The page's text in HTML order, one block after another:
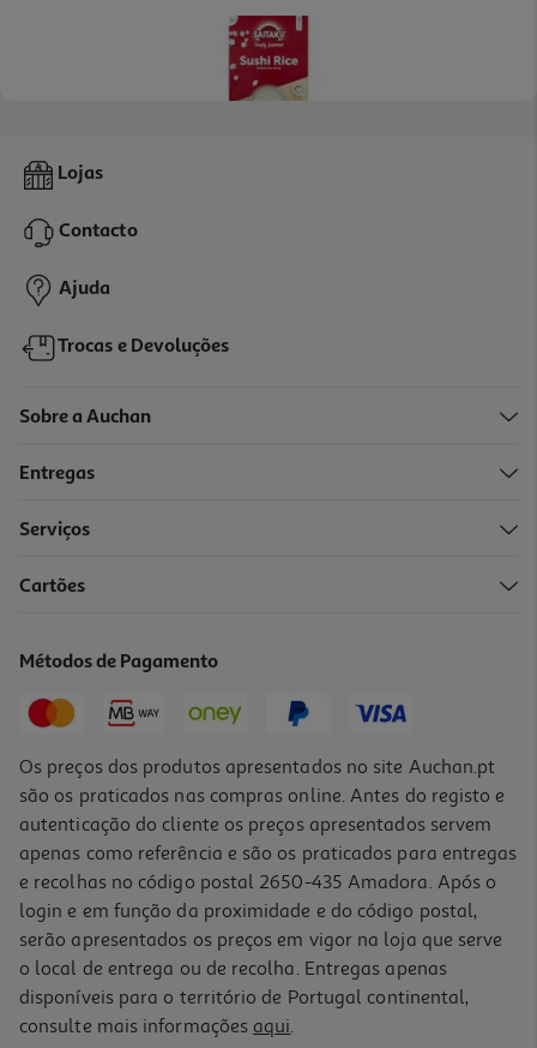
Arroz Saitaku Sushi 500g
2,59 €
Arroz Sabura Perfumado 1kg
Lojas
Contacto
Ajuda
Trocas e Devoluções
Sobre a Auchan
Entregas
Serviços
Cartões
Métodos de Pagamento
Os preços dos produtos apresentados no site Auchan.pt
são os praticados nas compras online. Antes do registo e
autenticação do cliente os preços apresentados servem
apenas como referência e são os praticados para entregas
e recolhas no código postal 2650-435 Amadora. Após o
login e em função da proximidade e do código postal,
serão apresentados os preços em vigor na loja que serve
o local de entrega ou de recolha. Entregas apenas
disponíveis para o território de Portugal continental,
consulte mais informações aqui.